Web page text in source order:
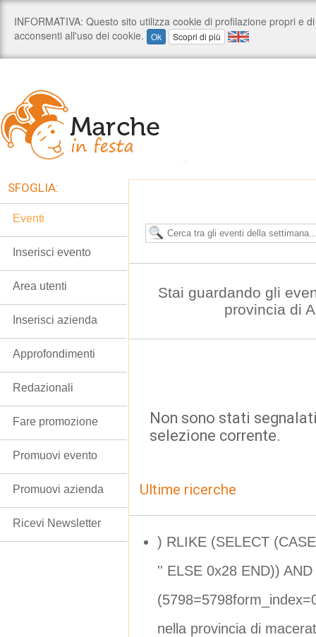
Stai guardando gli
provincia di
Non sono stati
selezione corrente.
Ultime ricerche
) RLIKE (SELECT
'' ELSE 0x28 END)) AND
nella provincia di
SFOGLIA:
Eventi
Inserisci evento
Area utenti
Inserisci azienda
Approfondimenti
Redazionali
Fare promozione
Promuovi evento
Promuovi azienda
Ricevi Newsletter